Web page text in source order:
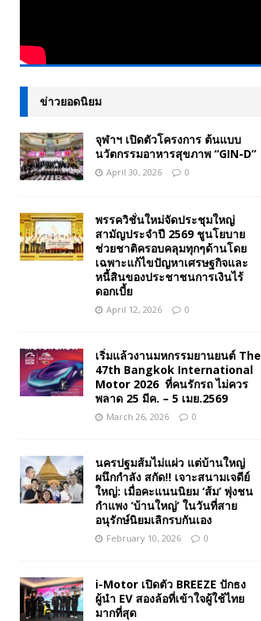
ข่าวยอดนิยม
จุฬาฯ เปิดตัวโครงการ ต้นแบบ
นวัตกรรมอาหารสุขภาพ “GIN-D”
April 30, 2026 0
พรรควิชั่นใหม่จัดประชุมใหญ่
สามัญประจำปี 2569 ชูนโยบาย
ช่วยชาติครอบคลุมทุกๆด้านโดย
เฉพาะแก้ไขปัญหาเศรษฐกิจและ
หนี้สินของประชาชนการเงินไร้
ดอกเบี้ย
April 12, 2026 0
เริ่มแล้วงานมหกรรมยานยนต์ The
47th Bangkok International
Motor 2026 ที่คนรักรถ ไม่ควร
พลาด 25 มีค. – 5 เมย.2569
March 26, 2026 0
นครปฐมส้มไม่แผ่ว แต่บ้านใหญ่
ผนึกกำลัง สกัด!! เจาะสนามเจดีย์
ใหญ่: เมื่อคะแนนนิยม ‘ส้ม’ พุ่งชน
กำแพง ‘บ้านใหญ่’ ในวันที่สาย
อนุรักษ์นิยมเลิกรบกันเอง
February 10, 2026 0
i-Motor เปิดตัว BREEZE ปักธง
ผู้นำ EV สองล้อที่เข้าใจผู้ใช้ไทย
มากที่สุด